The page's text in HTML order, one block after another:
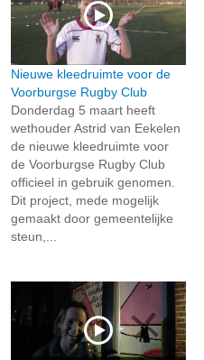
Nieuwe kleedruimte voor de
Voorburgse Rugby Club
Donderdag 5 maart heeft
wethouder Astrid van Eekelen
de nieuwe kleedruimte voor
de Voorburgse Rugby Club
officieel in gebruik genomen.
Dit project, mede mogelijk
gemaakt door gemeentelijke
steun,...